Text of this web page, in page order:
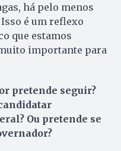
há pelo menos
é um reflexo
que estamos
importante para
pretende seguir?
Ou pretende se